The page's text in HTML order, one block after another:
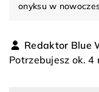
onyksu w
Redaktor Blue
Potrzebujesz ok.